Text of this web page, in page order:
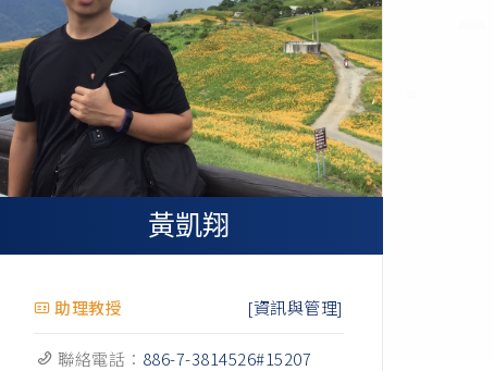
黃凱翔
助理教授 [資訊與管理]
聯絡電話： 886-7-3814526#15207